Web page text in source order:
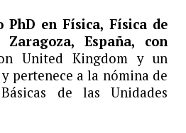
PhD en Física, Física de
España, con
United Kingdom y un
pertenece a la nómina de
de las Unidades